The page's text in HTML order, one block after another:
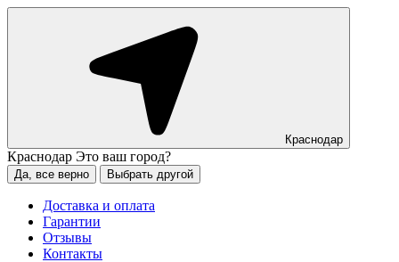
Краснодар
Краснодар Это ваш город?
Да, все верно Выбрать другой
Доставка и оплата
Гарантии
Отзывы
Контакты